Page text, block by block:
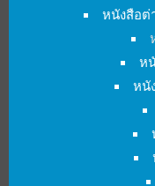
หนังสือต่
ห
หนั